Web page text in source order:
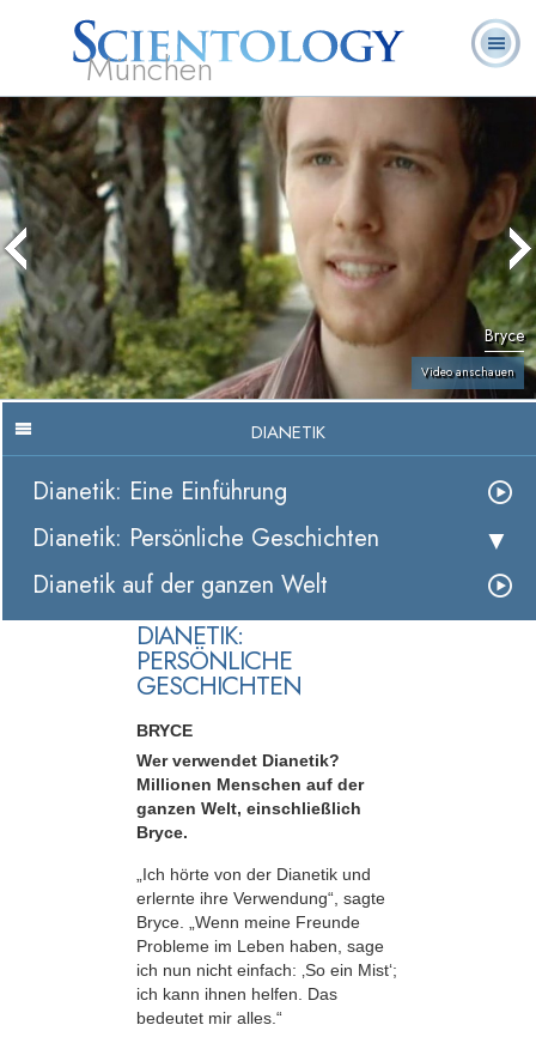
München
L. Ron
Hubbard
Was ist
Scientology?
Ehrenamtliche
Geistliche
Bryce
Video anschauen
DIANETIK
Dianetik: Eine Einführung
Dianetik: Persönliche Geschichten
Dianetik auf der ganzen Welt
DIANETIK:
PERSÖNLICHE
GESCHICHTEN
BRYCE
Wer verwendet Dianetik?
Millionen Menschen auf der
ganzen Welt, einschließlich
Bryce.
„Ich hörte von der Dianetik und
erlernte ihre Verwendung“, sagte
Bryce. „Wenn meine Freunde
Probleme im Leben haben, sage
ich nun nicht einfach: ‚So ein Mist‘;
ich kann ihnen helfen. Das
bedeutet mir alles.“